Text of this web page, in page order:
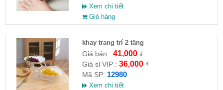
Xem chi tiết
Giỏ hàng
khay trang trí 2 tầng
Giá bán : 41,000₫
Giá sỉ VIP : 36,000₫
Mã SP: 12980
Xem chi tiết